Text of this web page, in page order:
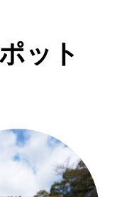
ット